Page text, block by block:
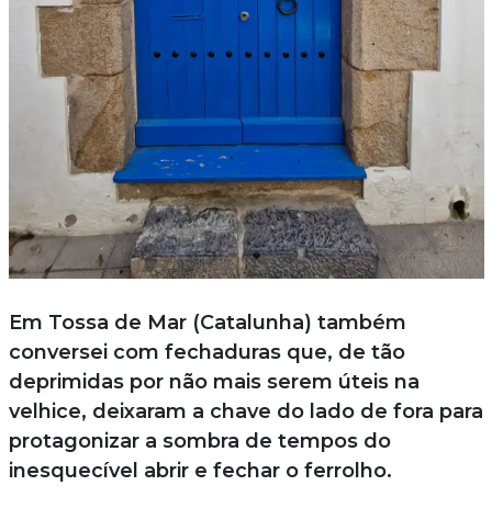
Em Tossa de Mar (Catalunha) também
conversei com fechaduras que, de tão
deprimidas por não mais serem úteis na
velhice, deixaram a chave do lado de fora para
protagonizar a sombra de tempos do
inesquecível abrir e fechar o ferrolho.